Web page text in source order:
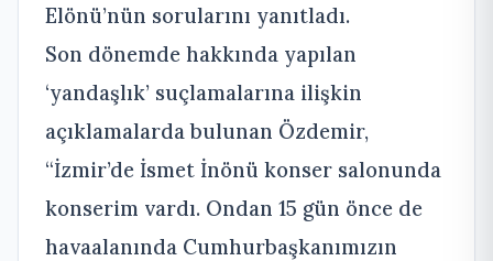
Elönü’nün sorularını yanıtladı.
Son dönemde hakkında yapılan
‘yandaşlık’ suçlamalarına ilişkin
açıklamalarda bulunan Özdemir,
“İzmir’de İsmet İnönü konser salonunda
konserim vardı. Ondan 15 gün önce de
havaalanında Cumhurbaşkanımızın